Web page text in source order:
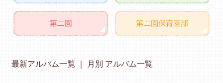
最新アルバム一覧 月別 アルバム一覧